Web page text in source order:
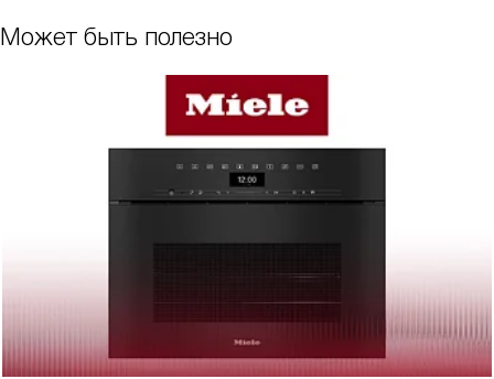
Может быть полезно